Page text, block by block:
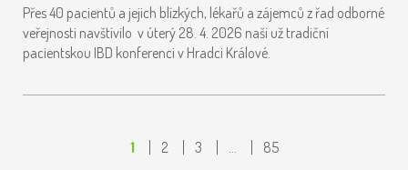
Přes 40 pacientů a jejich blízkých, lékařů a zájemců z řad odborné
veřejnosti navštívilo v úterý 28. 4. 2026 naši už tradiční
pacientskou IBD konferenci v Hradci Králové.
1 2 3 … 85